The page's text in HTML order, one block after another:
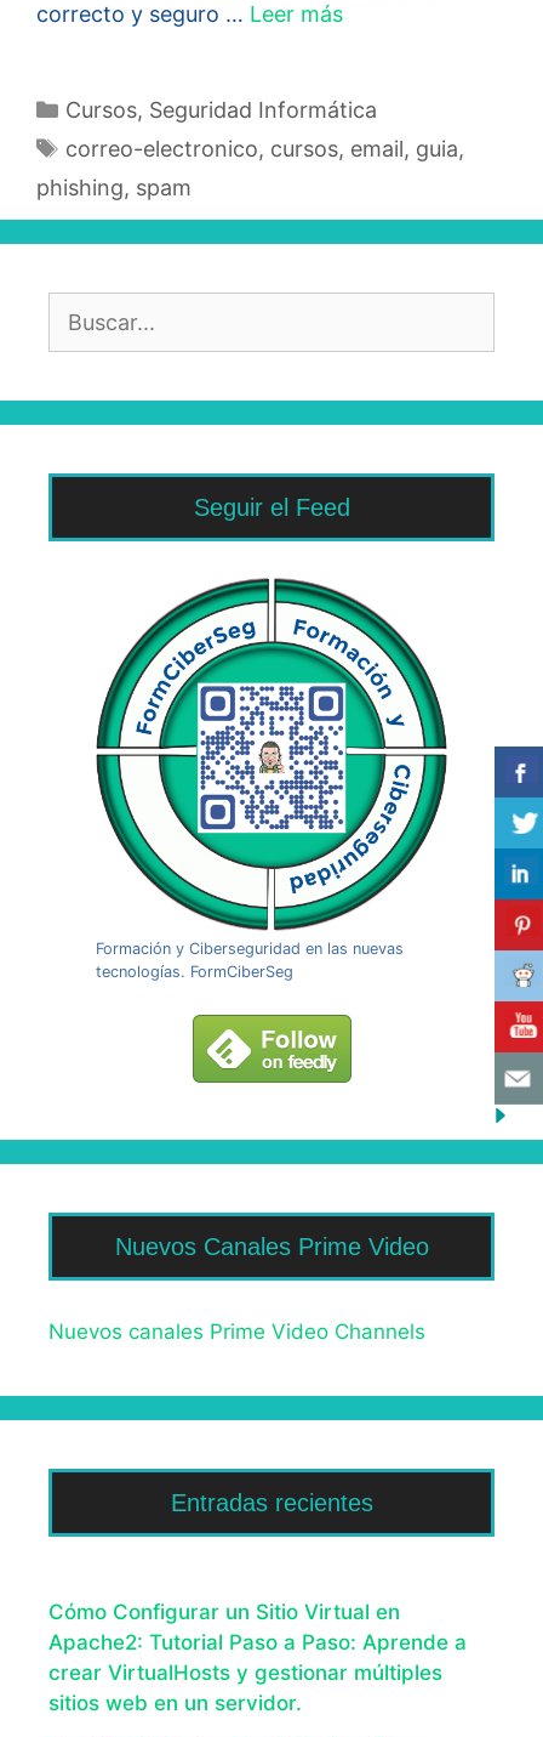
correcto y seguro … Leer más
Categorías
Cursos, Seguridad Informática
Etiquetas
correo-electronico, cursos, email, guia,
phishing, spam
Seguir el Feed
Formación y Ciberseguridad en las nuevas
tecnologías. FormCiberSeg
Nuevos Canales Prime Video
Nuevos canales Prime Video Channels
Entradas recientes
Cómo Configurar un Sitio Virtual en
Apache2: Tutorial Paso a Paso: Aprende a
crear VirtualHosts y gestionar múltiples
sitios web en un servidor.